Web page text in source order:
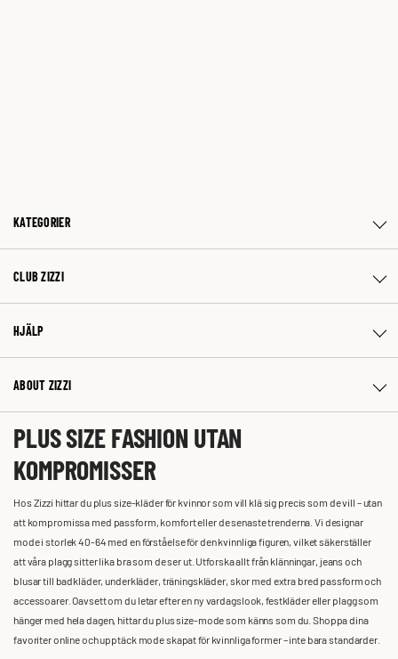
KATEGORIER
CLUB ZIZZI
HJÄLP
ABOUT ZIZZI
PLUS SIZE FASHION UTAN
KOMPROMISSER
Hos Zizzi hittar du plus size-kläder för kvinnor som vill klä sig precis som de vill – utan
att kompromissa med passform, komfort eller de senaste trenderna. Vi designar
mode i storlek 40-64 med en förståelse för den kvinnliga figuren, vilket säkerställer
att våra plagg sitter lika bra som de ser ut. Utforska allt från klänningar, jeans och
blusar till badkläder, underkläder, träningskläder, skor med extra bred passform och
accessoarer. Oavsett om du letar efter en ny vardagslook, festkläder eller plagg som
hänger med hela dagen, hittar du plus size-mode som känns som du. Shoppa dina
favoriter online och upptäck mode skapat för kvinnliga former – inte bara standarder.